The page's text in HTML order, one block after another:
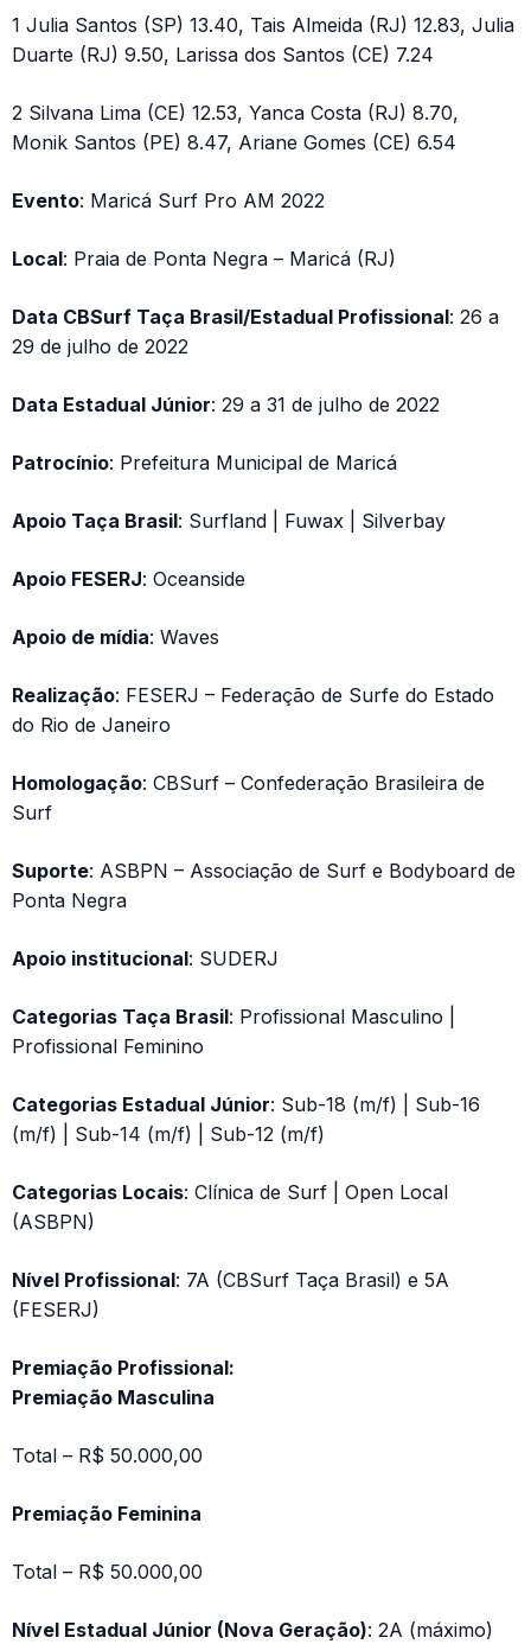
1 Julia Santos (SP) 13.40, Tais Almeida (RJ) 12.83, Julia
Duarte (RJ) 9.50, Larissa dos Santos (CE) 7.24
2 Silvana Lima (CE) 12.53, Yanca Costa (RJ) 8.70,
Monik Santos (PE) 8.47, Ariane Gomes (CE) 6.54
Evento: Maricá Surf Pro AM 2022
Local: Praia de Ponta Negra – Maricá (RJ)
Data CBSurf Taça Brasil/Estadual Profissional: 26 a
29 de julho de 2022
Data Estadual Júnior: 29 a 31 de julho de 2022
Patrocínio: Prefeitura Municipal de Maricá
Apoio Taça Brasil: Surfland | Fuwax | Silverbay
Apoio FESERJ: Oceanside
Apoio de mídia: Waves
Realização: FESERJ – Federação de Surfe do Estado
do Rio de Janeiro
Homologação: CBSurf – Confederação Brasileira de
Surf
Suporte: ASBPN – Associação de Surf e Bodyboard de
Ponta Negra
Apoio institucional: SUDERJ
Categorias Taça Brasil: Profissional Masculino |
Profissional Feminino
Categorias Estadual Júnior: Sub-18 (m/f) | Sub-16
(m/f) | Sub-14 (m/f) | Sub-12 (m/f)
Categorias Locais: Clínica de Surf | Open Local
(ASBPN)
Nível Profissional: 7A (CBSurf Taça Brasil) e 5A
(FESERJ)
Premiação Profissional:
Premiação Masculina
Total – R$ 50.000,00
Premiação Feminina
Total – R$ 50.000,00
Nível Estadual Júnior (Nova Geração): 2A (máximo)